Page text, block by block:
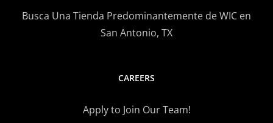
Busca Una Tienda Predominantemente de WIC en
San Antonio, TX
CAREERS
Apply to Join Our Team!